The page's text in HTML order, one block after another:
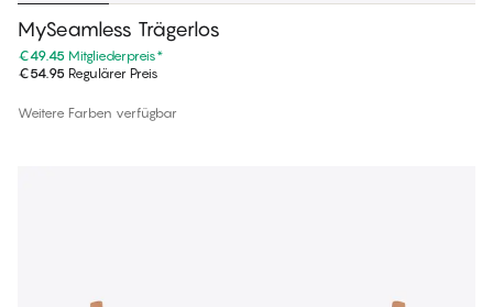
MySeamless Trägerlos
€49.45 Mitgliederpreis*
€54.95 Regulärer Preis
Weitere Farben verfügbar